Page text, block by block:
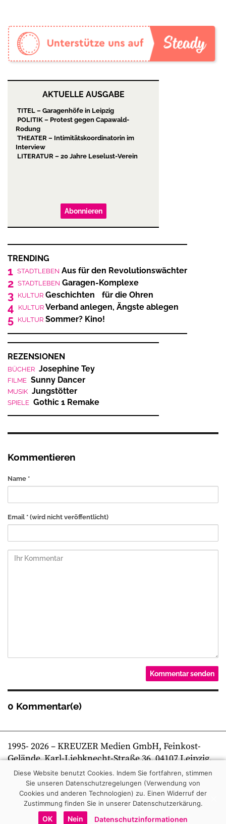
AKTUELLE AUSGABE
TITEL – Garagenhöfe in Leipzig
POLITIK – Protest gegen Capawald-
Rodung
THEATER – Intimitätskoordinatorin im
Interview
LITERATUR – 20 Jahre Leselust-Verein
Abonnieren
TRENDING
1 STADTLEBEN Aus für den Revolutionswächter
2 STADTLEBEN Garagen-Komplexe
3 KULTUR Geschichten für die Ohren
4 KULTUR Verband anlegen, Ängste ablegen
5 KULTUR Sommer? Kino!
REZENSIONEN
BÜCHER Josephine Tey
FILME Sunny Dancer
MUSIK Jungstötter
SPIELE Gothic 1 Remake
Kommentieren
Name *
Email * (wird nicht veröffentlicht)
0 Kommentar(e)
1995- 2026– KREUZER Medien GmbH, Feinkost-
Gelände, Karl-Liebknecht-Straße 36, 04107 Leipzig,
Telefon +49 341 269 80 0 | kreuzer online
Diese Website benutzt Cookies. Indem Sie fortfahren, stimmen
Sie unseren Datenschutzregelungen (Verwendung von
Cookies und anderen Technologien) zu. Einen Widerruf der
Zustimmung finden Sie in unserer Datenschutzerkärung.
OK Nein Datenschutzinformationen